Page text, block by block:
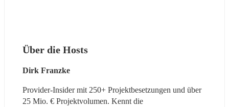
Über die Hosts
Dirk Franzke
Provider-Insider mit 250+ Projektbesetzungen und über
25 Mio. € Projektvolumen. Kennt die